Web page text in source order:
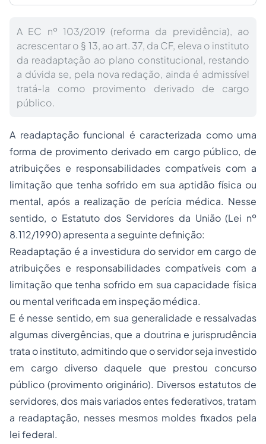
A EC nº 103/2019 (reforma da previdência), ao
acrescentar o § 13, ao art. 37, da CF, eleva o instituto
da readaptação ao plano constitucional, restando
a dúvida se, pela nova redação, ainda é admissível
tratá-la como provimento derivado de cargo
público.
A readaptação funcional é caracterizada como uma
forma de provimento derivado em cargo público, de
atribuições e responsabilidades compatíveis com a
limitação que tenha sofrido em sua aptidão física ou
mental, após a realização de perícia médica. Nesse
sentido, o Estatuto dos Servidores da União (Lei nº
8.112/1990) apresenta a seguinte definição:
Readaptação é a investidura do servidor em cargo de
atribuições e responsabilidades compatíveis com a
limitação que tenha sofrido em sua capacidade física
ou mental verificada em inspeção médica.
E é nesse sentido, em sua generalidade e ressalvadas
algumas divergências, que a doutrina e jurisprudência
trata o instituto, admitindo que o servidor seja investido
em cargo diverso daquele que prestou concurso
público (provimento originário). Diversos estatutos de
servidores, dos mais variados entes federativos, tratam
a readaptação, nesses mesmos moldes fixados pela
lei federal.